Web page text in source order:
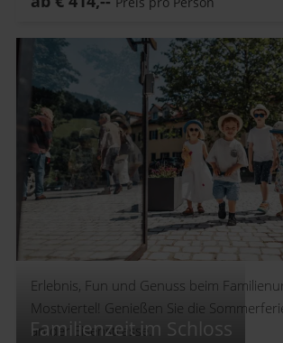
Familienzeit im Schloss
Erlebnis, Fun und Genuss beim
Mostviertel! Genießen Sie die
an der Eisenstrasse.